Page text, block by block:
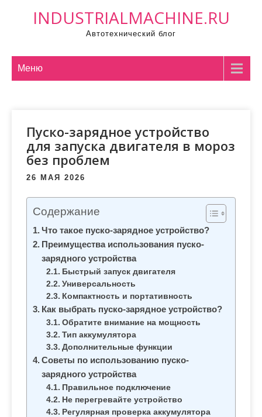
INDUSTRIALMACHINE.RU
Автотехнический блог
Меню
Пуско-зарядное устройство
для запуска двигателя в мороз
без проблем
26 МАЯ 2026
Содержание
Что такое пуско-зарядное устройство?
Преимущества использования пуско-
зарядного устройства
Быстрый запуск двигателя
Универсальность
Компактность и портативность
Как выбрать пуско-зарядное устройство?
Обратите внимание на мощность
Тип аккумулятора
Дополнительные функции
Советы по использованию пуско-
зарядного устройства
Правильное подключение
Не перегревайте устройство
Регулярная проверка аккумулятора